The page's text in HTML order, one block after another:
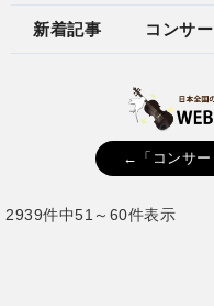
新着記事 コンサ
←「コンサー
2939件中51～60件表示